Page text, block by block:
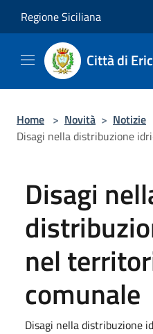
Regione Siciliana
Città di
Home > Novità > Notizie
Disagi nella distribuzione
Disagi
nel
comunale
Disagi nella distribuzione